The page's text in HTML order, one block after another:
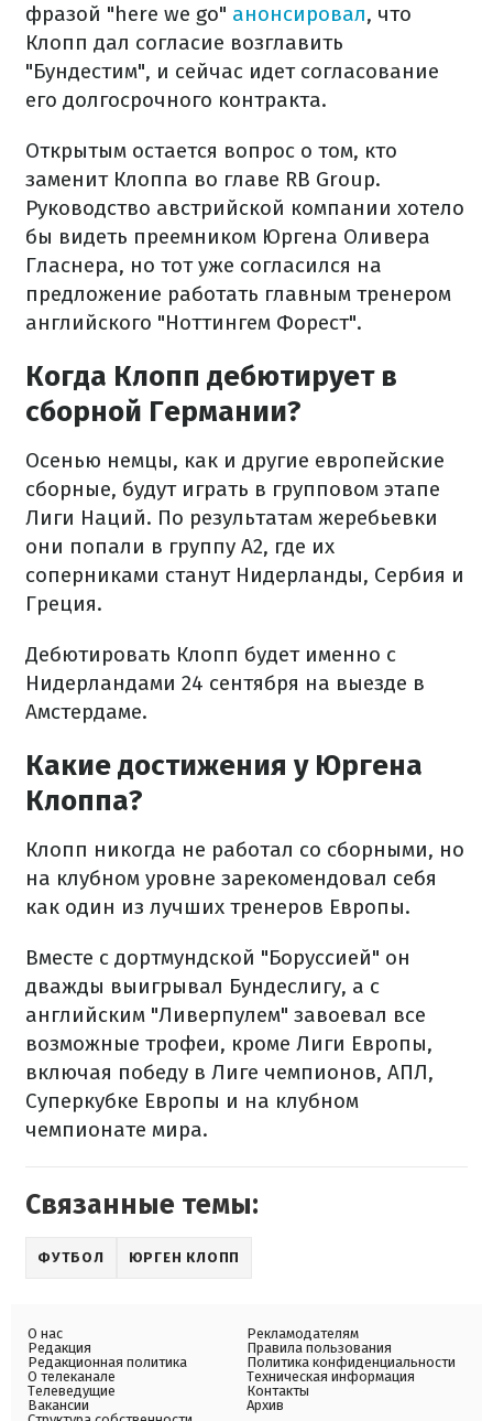
фразой "here we go" анонсировал, что
Клопп дал согласие возглавить
"Бундестим", и сейчас идет согласование
его долгосрочного контракта.
Открытым остается вопрос о том, кто
заменит Клоппа во главе RB Group.
Руководство австрийской компании хотело
бы видеть преемником Юргена Оливера
Гласнера, но тот уже согласился на
предложение работать главным тренером
английского "Ноттингем Форест".
Когда Клопп дебютирует в
сборной Германии?
Осенью немцы, как и другие европейские
сборные, будут играть в групповом этапе
Лиги Наций. По результатам жеребьевки
они попали в группу А2, где их
соперниками станут Нидерланды, Сербия и
Греция.
Дебютировать Клопп будет именно с
Нидерландами 24 сентября на выезде в
Амстердаме.
Какие достижения у Юргена
Клоппа?
Клопп никогда не работал со сборными, но
на клубном уровне зарекомендовал себя
как один из лучших тренеров Европы.
Вместе с дортмундской "Боруссией" он
дважды выигрывал Бундеслигу, а с
английским "Ливерпулем" завоевал все
возможные трофеи, кроме Лиги Европы,
включая победу в Лиге чемпионов, АПЛ,
Суперкубке Европы и на клубном
чемпионате мира.
Связанные темы:
ФУТБОЛ ЮРГЕН КЛОПП
О нас
Редакция
Редакционная политика
О телеканале
Телеведущие
Вакансии
Рекламодателям
Правила пользования
Политика конфиденциальности
Техническая информация
Контакты
Архив